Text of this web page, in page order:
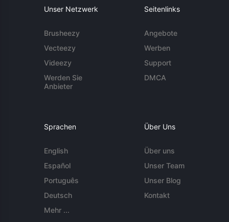
Unser Netzwerk
Brusheezy
Vecteezy
Videezy
Werden Sie
Anbieter
Seitenlinks
Angebote
Werben
Support
DMCA
Sprachen
English
Español
Português
Deutsch
Mehr ...
Über Uns
Über uns
Unser Team
Unser Blog
Kontakt